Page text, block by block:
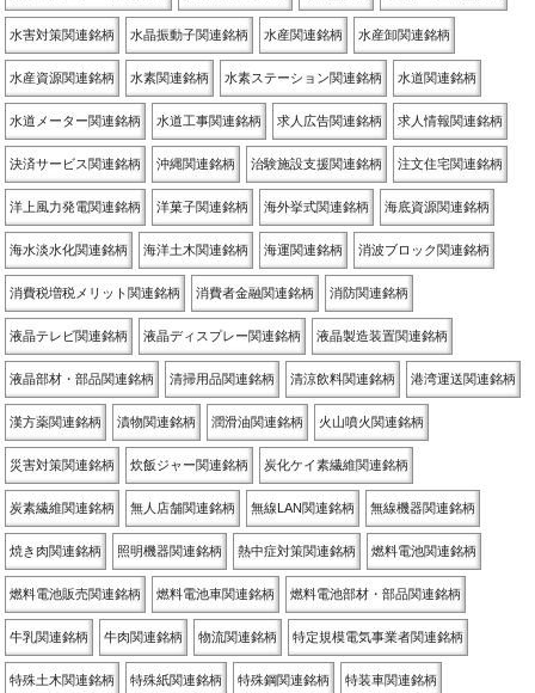
水害対策関連銘柄 水晶振動子関連銘柄 水産関連銘柄 水産卸関連銘柄
水産資源関連銘柄 水素関連銘柄 水素ステーション関連銘柄 水道関連銘柄
水道メーター関連銘柄 水道工事関連銘柄 求人広告関連銘柄 求人情報関連銘柄
決済サービス関連銘柄 沖縄関連銘柄 治験施設支援関連銘柄 注文住宅関連銘柄
洋上風力発電関連銘柄 洋菓子関連銘柄 海外挙式関連銘柄 海底資源関連銘柄
海水淡水化関連銘柄 海洋土木関連銘柄 海運関連銘柄 消波ブロック関連銘柄
消費税増税メリット関連銘柄 消費者金融関連銘柄 消防関連銘柄
液晶テレビ関連銘柄 液晶ディスプレー関連銘柄 液晶製造装置関連銘柄
液晶部材・部品関連銘柄 清掃用品関連銘柄 清涼飲料関連銘柄 港湾運送関連銘柄
漢方薬関連銘柄 漬物関連銘柄 潤滑油関連銘柄 火山噴火関連銘柄
災害対策関連銘柄 炊飯ジャー関連銘柄 炭化ケイ素繊維関連銘柄
炭素繊維関連銘柄 無人店舗関連銘柄 無線LAN関連銘柄 無線機器関連銘柄
焼き肉関連銘柄 照明機器関連銘柄 熱中症対策関連銘柄 燃料電池関連銘柄
燃料電池販売関連銘柄 燃料電池車関連銘柄 燃料電池部材・部品関連銘柄
牛乳関連銘柄 牛肉関連銘柄 物流関連銘柄 特定規模電気事業者関連銘柄
特殊土木関連銘柄 特殊紙関連銘柄 特殊鋼関連銘柄 特装車関連銘柄